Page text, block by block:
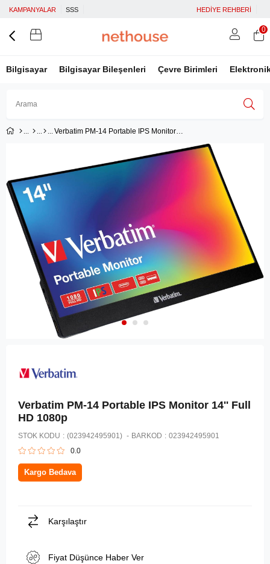
KAMPANYALAR SSS HEDİYE REHBERİ
Bilgisayar Bilgisayar Bileşenleri Çevre Birimleri
Google İle Bağlan
0
Verbatim PM-14 Portable IPS Monitor 14'' Full HD 1080p
Verbatim PM-14 Portable IPS Monitor 14'' Full
HD 1080p
STOK KODU (023942495901) BARKOD : 023942495901
0.0
Kargo Bedava
Karşılaştır
Fiyat Düşünce Haber Ver